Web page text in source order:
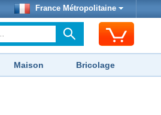
France Métropolitaine
Maison Bricolage